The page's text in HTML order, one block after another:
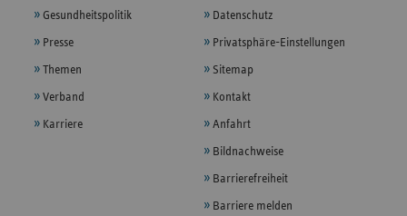
Gesundheitspolitik
Presse
Themen
Verband
Karriere
Datenschutz
Privatsphäre-Einstellungen
Sitemap
Kontakt
Anfahrt
Bildnachweise
Barrierefreiheit
Barriere melden